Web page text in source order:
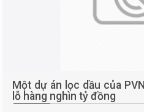
Một dự án lọc dầu của
lỗ hàng nghìn tỷ đồng